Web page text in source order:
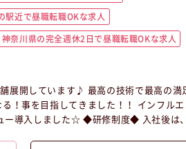
駅近で昼職転職OKな求人
神奈川県の完全週休2日で昼職転職OKな求人
展開しています♪ 最高の技術で最高の満
！事を目指してきました！！ インフル
社後は、充実した研修でアイ